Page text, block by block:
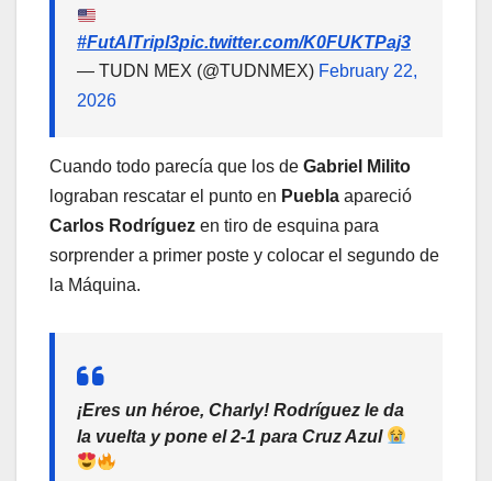
#FutAlTripl3pic.twitter.com/K0FUKTPaj3
— TUDN MEX (@TUDNMEX) February 22,
2026
Cuando todo parecía que los de Gabriel Milito
lograban rescatar el punto en Puebla apareció
Carlos Rodríguez en tiro de esquina para
sorprender a primer poste y colocar el segundo de
la Máquina.
¡Eres un héroe, Charly! Rodríguez le da
la vuelta y pone el 2-1 para Cruz Azul